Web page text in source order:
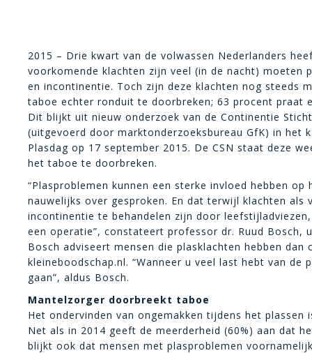
2015 – Drie kwart van de volwassen Nederlanders
voorkomende klachten zijn veel (in de nacht) moeten
en incontinentie. Toch zijn deze klachten nog steeds
taboe echter ronduit te doorbreken; 63 procent praat
Dit blijkt uit nieuw onderzoek van de Continentie
(uitgevoerd door marktonderzoeksbureau GfK) in het
Plasdag op 17 september 2015. De CSN staat deze
het taboe te doorbreken.
“Plasproblemen kunnen een sterke invloed hebben
nauwelijks over gesproken. En dat terwijl klachten als
incontinentie te behandelen zijn door
een operatie”, constateert professor dr. Ruud Bosch,
Bosch adviseert mensen die plasklachten hebben
kleineboodschap.nl. “Wanneer u veel last hebt van
gaan”, aldus Bosch.
Mantelzorger doorbreekt taboe
Het ondervinden van ongemakken tijdens het
Net als in 2014 geeft de meerderheid (60%) aan dat
blijkt ook dat mensen met plasproblemen